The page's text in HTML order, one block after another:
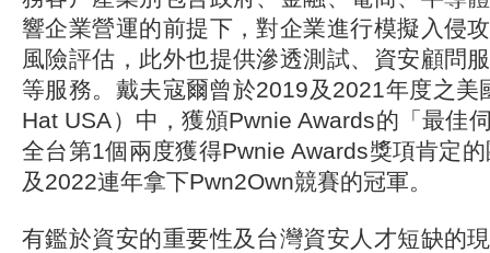
響企業營運的前提下，對企業進行模擬入侵
風險評估，此外也提供滲透測試、資安顧問
等服務。戴夫寇爾曾於2019及2021年度之美
Hat USA）中，獲頒Pwnie Awards的「最佳
全台第1個兩度獲得Pwnie Awards獎項肯定
及2022連年拿下Pwn2Own競賽的冠軍。
有鑑於資安的重要性及台灣資安人才短缺的